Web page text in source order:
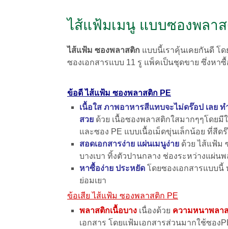
ไส้แฟ้มเมนู แบบซองพลา
ไส้แฟ้ม ซองพลาสติก แบบนี้เราคุ้นเคยกันดี โ
ซองเอกสารแบบ 11 รู แพ็คเป็นชุดขาย ซึ่งหา
ข้อดี ไส้แฟ้ม ซองพลาสติก PE
เนื้อใส ภาพอาหารสีแทบจะไม่ดร๊อป เลย
สวย ด้วย เนื้อซองพลาสติกใสมากๆๆโดยมี
และซอง PE แบบเนื้อเม็ดขุ่นเล็กน้อย ที่สีด
สอดเอกสารง่าย แผ่นเมนูง่าย ด้วย ไส้แฟ้ม
บางเบา ทิ้งตัวปานกลาง ช่องระหว่างแผ่น
หาซื้อง่าย ประหยัด โดยซองเอกสารแบบนี้
ย่อมเยา
ข้อเสีย ไส้แฟ้ม ซองพลาสติก PE
พลาสติกเนื้อบาง เนื่องด้วย ความหนาพลา
เอกสาร โดยแฟ้มเอกสารส่วนมากใช้ซอง